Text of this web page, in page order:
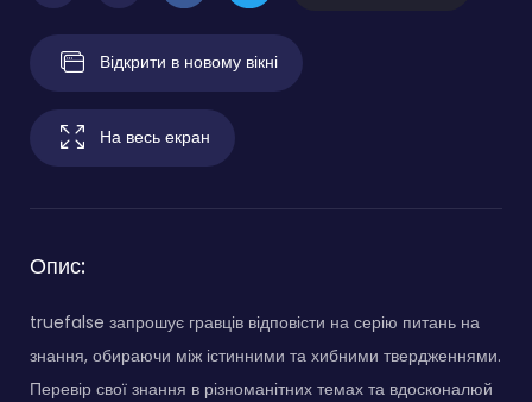
Відкрити в новому вікні
На весь екран
Опис:
truefalse запрошує гравців відповісти на серію питань на
знання, обираючи між істинними та хибними твердженнями.
Перевір свої знання в різноманітних темах та вдосконалюй